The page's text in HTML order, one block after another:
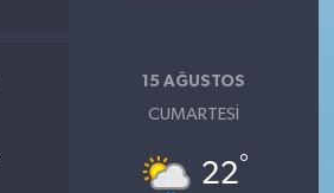
15 AĞUSTOS
CUMARTESI
22°